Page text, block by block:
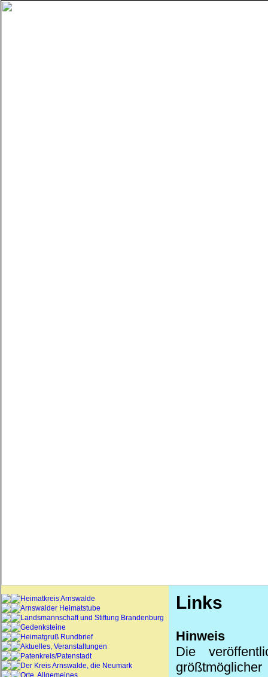
Heimatkreis Arnswalde
Arnswalder Heimatstube
Landsmannschaft und Stiftung Brandenburg
Gedenksteine
Heimatgruß Rundbrief
Aktuelles, Veranstaltungen
Patenkreis/Patenstadt
Der Kreis Arnswalde, die Neumark
Orte, Allgemeines
Links
Hinweis
Die